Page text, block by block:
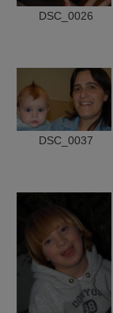
DSC_0026
DSC_0037